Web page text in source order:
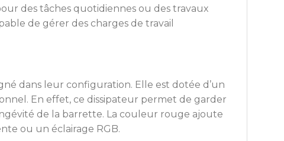
des tâches quotidiennes ou des travaux
de gérer des charges de travail
dans leur configuration. Elle est dotée d’un
En effet, ce dissipateur permet de garder
de la barrette. La couleur rouge ajoute
ou un éclairage RGB.